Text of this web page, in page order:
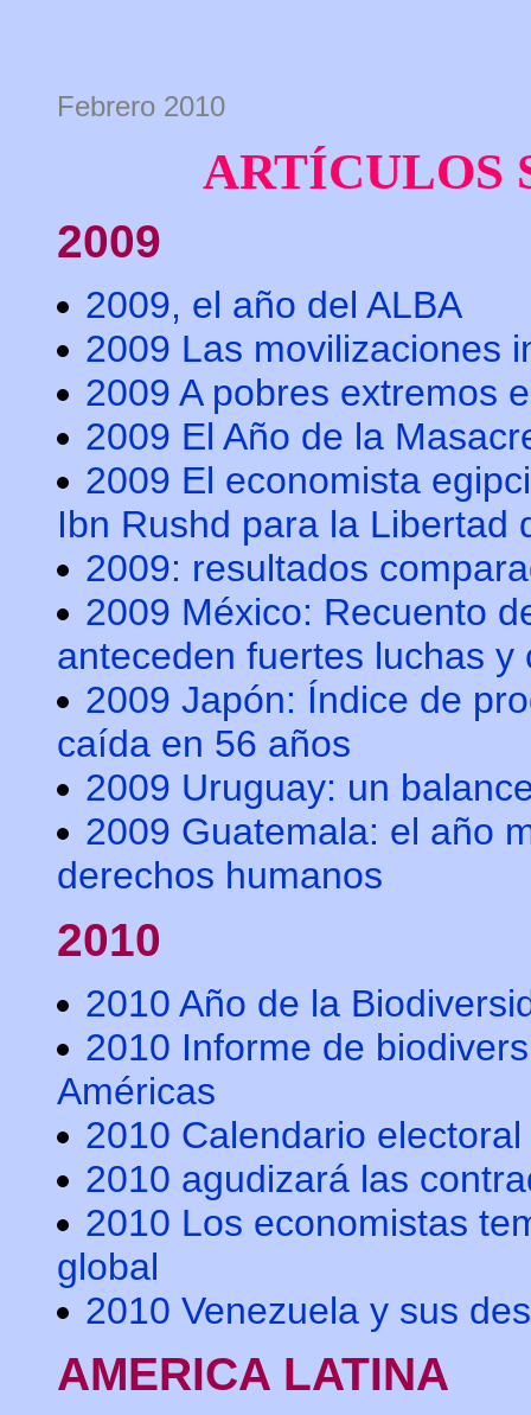
Febrero 2010
ARTÍCULOS
2009
2009, el año del ALBA
2009 Las movilizaciones
2009 A pobres extremos
2009 El Año de la
2009 El economista
Ibn Rushd para la Libertad
2009: resultados
2009 México: Recuento
anteceden fuertes luchas y
2009 Japón: Índice de
caída en 56 años
2009 Uruguay: un
2009 Guatemala: el año
derechos humanos
2010
2010 Año de la
2010 Informe de
Américas
2010 Calendario
2010 agudizará las
2010 Los economistas
global
2010 Venezuela y sus
AMERICA LATINA